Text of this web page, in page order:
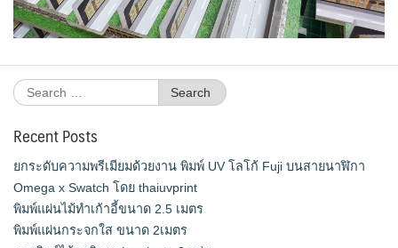
Search
for:
Recent Posts
ยกระดับความพรีเมียมด้วยงาน พิมพ์ UV โลโก้ Fuji บนสายนาฬิกา
Omega x Swatch โดย thaiuvprint
พิมพ์แผ่นไม้ทำเก้าอี้ขนาด 2.5 เมตร
พิมพ์แผ่นกระจกใส ขนาด 2เมตร